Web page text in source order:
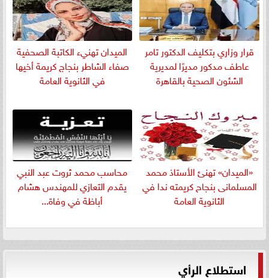
قرار وزاري بتكليف الدكتور تامر
عاطف مدكور مديرًا لمديرية
الشئون الصحية بالقاهرة
الميدان تهنيء الكاتبة الصحفية
صفاء الشاطر بنجاج كريمة أخيها
في الثانوية العامة
«الميدان» تهنئ الأستاذ محمد
المسلمانى بنجاح كريمته ندا في
الثانوية العامة
​محاسب محمد ثروت عبد النبي
يقدم التعازي للمهندس هشام
أباظة في وفاة...
استطلاع الرأي